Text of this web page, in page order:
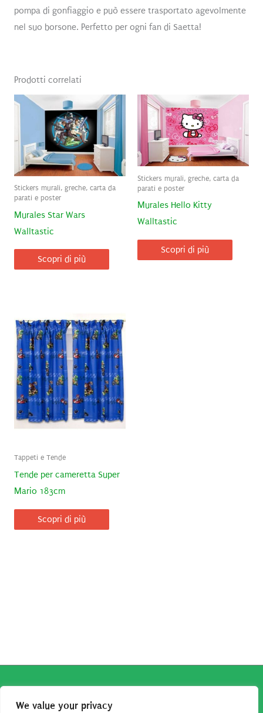
We value your privacy
pompa di gonfiaggio e può essere trasportato agevolmente
nel suo borsone. Perfetto per ogni fan di Saetta!
Prodotti correlati
Stickers murali, greche, carta da
parati e poster
Murales Star Wars
Walltastic
Scopri di più
Stickers murali, greche, carta da
parati e poster
Murales Hello Kitty
Walltastic
Scopri di più
Tappeti e Tende
Tende per cameretta Super
Mario 183cm
Scopri di più
associato Amazon percepisce dei ricavi da acquisti idonei.